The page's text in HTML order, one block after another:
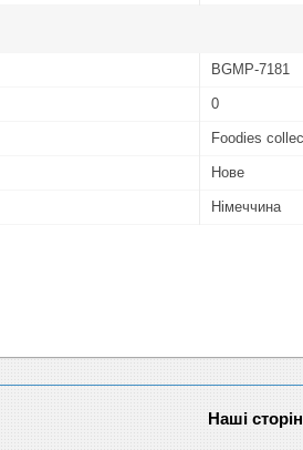
BGMP-7181
0
Foodies
Нове
Німеччина
Наші